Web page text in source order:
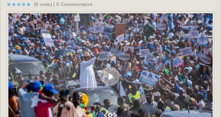
(0 vote) | 0 Commentaire